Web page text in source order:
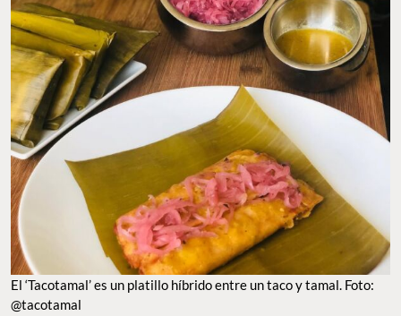
El ‘Tacotamal’ es un platillo híbrido entre un taco y tamal. Foto:
@tacotamal